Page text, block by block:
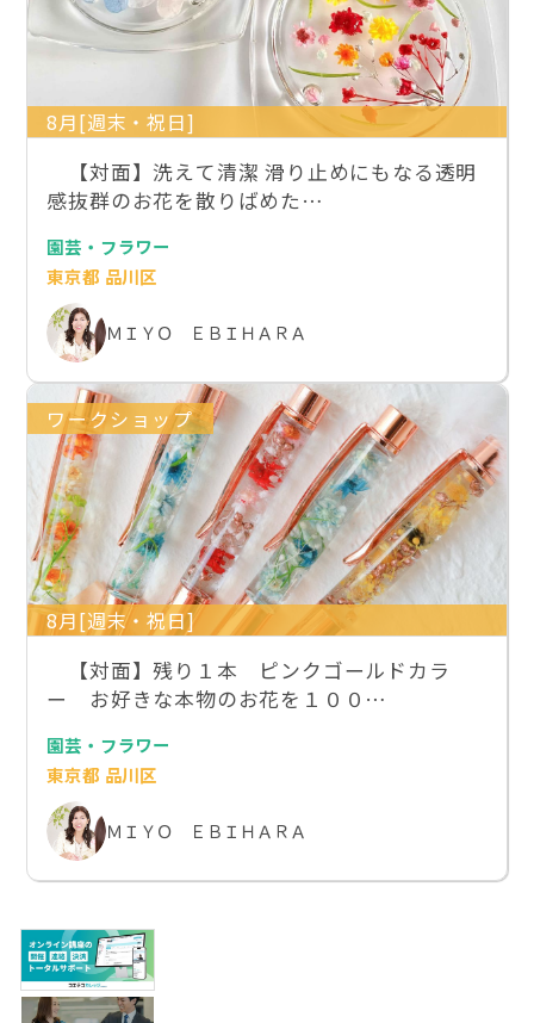
8月[週末・祝日]
【対面】洗えて清潔 滑り止めにもなる透明
感抜群のお花を散りばめた…
園芸・フラワー
東京都 品川区
ＭＩＹＯ ＥＢＩＨＡＲＡ
ワークショップ
8月[週末・祝日]
【対面】残り１本 ピンクゴールドカラ
ー お好きな本物のお花を１００…
園芸・フラワー
東京都 品川区
ＭＩＹＯ ＥＢＩＨＡＲＡ